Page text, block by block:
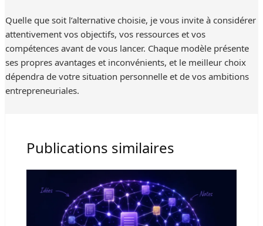
Quelle que soit l’alternative choisie, je vous invite à considérer
attentivement vos objectifs, vos ressources et vos
compétences avant de vous lancer. Chaque modèle présente
ses propres avantages et inconvénients, et le meilleur choix
dépendra de votre situation personnelle et de vos ambitions
entrepreneuriales.
Publications similaires